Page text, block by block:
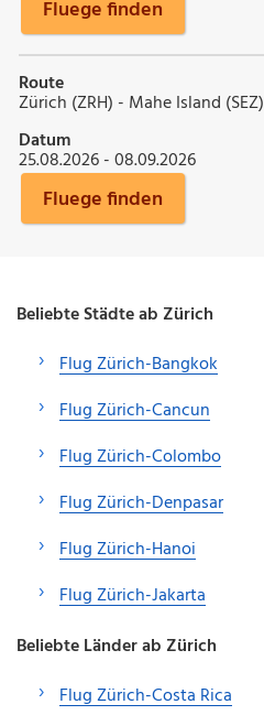
Fluege finden
Route
Zürich (ZRH) - Mahe Island (SEZ)
Datum
25.08.2026 - 08.09.2026
Fluege finden
Beliebte Städte ab Zürich
Flug Zürich-Bangkok
Flug Zürich-Cancun
Flug Zürich-Colombo
Flug Zürich-Denpasar
Flug Zürich-Hanoi
Flug Zürich-Jakarta
Beliebte Länder ab Zürich
Flug Zürich-Costa Rica